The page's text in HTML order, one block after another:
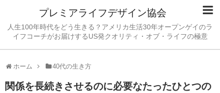
プレミアライフデザイン協会
人生100年時代をどう生きる？アメリカ生活30年オープンゲイのラ
イフコーチがお届けするUS発クオリティ・オブ・ライフの極意
ホーム 40代の生き方
関係を長続きさせるのに必要なたったひとつの